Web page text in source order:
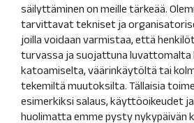
säilyttäminen on meille tärkeää.
tarvittavat tekniset ja
joilla voidaan varmistaa, että
turvassa ja suojattuna luvattomalta
katoamiselta, väärinkäytöltä tai
tekemiltä muutoksilta. Tällaisia
esimerkiksi salaus, käyttöoikeudet
huolimatta emme pysty nykypäivän